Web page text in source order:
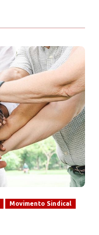
Movimento Sindical